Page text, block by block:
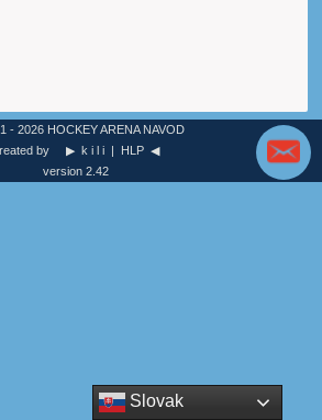
Slovak
- 2026 HOCKEY ARENA NAVOD
by
k i l i | HLP
version 2.42